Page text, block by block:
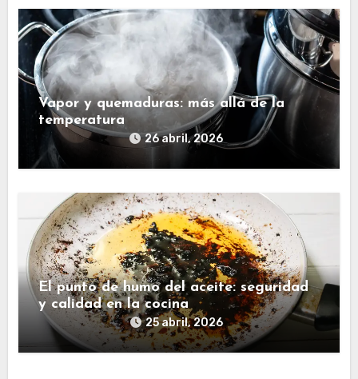
Vapor y quemaduras: más allá de la
temperatura
26 abril, 2026
El punto de humo del aceite: seguridad
y calidad en la cocina
25 abril, 2026